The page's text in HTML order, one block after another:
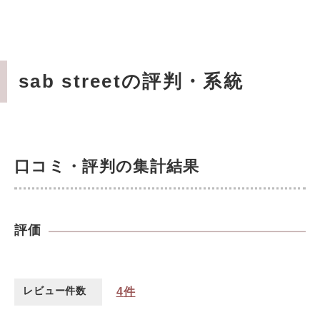
sab streetの評判・系統
口コミ・評判の集計結果
評価
レビュー件数 4件